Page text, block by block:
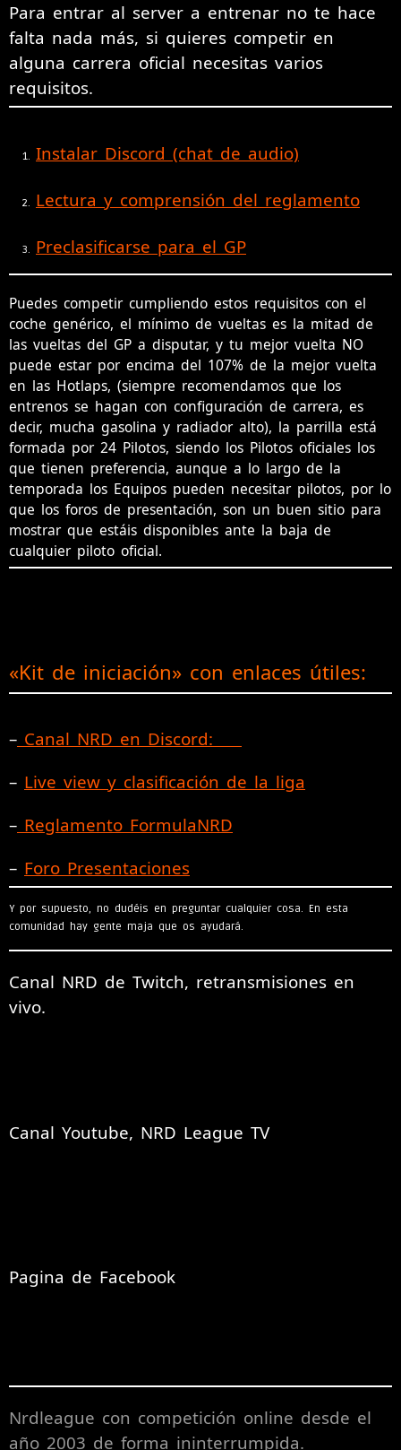
Para entrar al server a entrenar no te hace
falta nada más, si quieres competir en
alguna carrera oficial necesitas varios
requisitos.
Instalar Discord (chat de audio)
Lectura y comprensión del reglamento
Preclasificarse para el GP
Puedes competir cumpliendo estos requisitos con el
coche genérico, el mínimo de vueltas es la mitad de
las vueltas del GP a disputar, y tu mejor vuelta NO
puede estar por encima del 107% de la mejor vuelta
en las Hotlaps, (siempre recomendamos que los
entrenos se hagan con configuración de carrera, es
decir, mucha gasolina y radiador alto), la parrilla está
formada por 24 Pilotos, siendo los Pilotos oficiales los
que tienen preferencia, aunque a lo largo de la
temporada los Equipos pueden necesitar pilotos, por lo
que los foros de presentación, son un buen sitio para
mostrar que estáis disponibles ante la baja de
cualquier piloto oficial.
«Kit de iniciación» con enlaces útiles:
– Canal NRD en Discord:
– Live view y clasificación de la liga
– Reglamento FormulaNRD
– Foro Presentaciones
Y por supuesto, no dudéis en preguntar cualquier cosa. En esta
comunidad hay gente maja que os ayudará.
Canal NRD de Twitch, retransmisiones en
vivo.
Canal Youtube, NRD League TV
Pagina de Facebook
Nrdleague con competición online desde el
año 2003 de forma ininterrumpida.